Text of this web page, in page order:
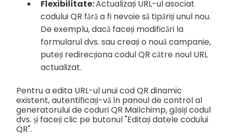
Flexibilitate:Actualizați URL-ul asociat
codului QR fără a fi nevoie să tipăriți unul nou.
De exemplu, dacă faceți modificări la
formularul dvs. sau creați o nouă campanie,
puteți redirecționa codul QR către noul URL
actualizat.
Pentru a edita URL-ul unui cod QR dinamic
existent, autentificați-vă în panoul de control al
generatorului de coduri QR Mailchimp, găsiți codul
dvs. și faceți clic pe butonul "Editați datele codului
QR".